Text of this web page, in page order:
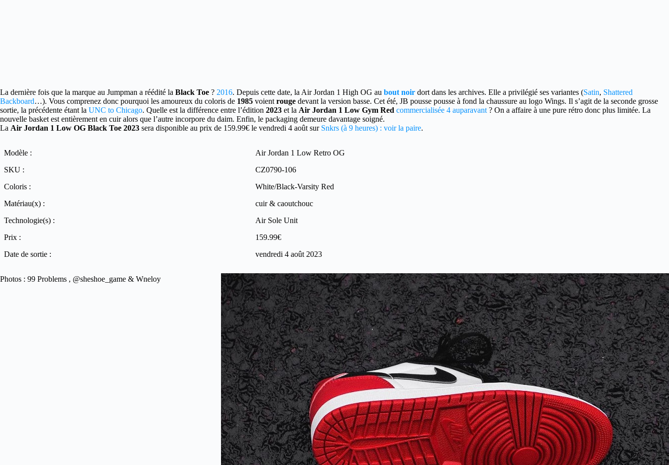
La dernière fois que la marque au Jumpman a réédité la Black Toe ? 2016. Depuis cette date, la Air Jordan 1 High OG au bout noir dort dans les archives. Elle a privilégié ses variantes (Satin, Shattered
Backboard…). Vous comprenez donc pourquoi les amoureux du coloris de 1985 voient rouge devant la version basse. Cet été, JB pousse pousse à fond la chaussure au logo Wings. Il s’agit de la seconde grosse
sortie, la précédente étant la UNC to Chicago. Quelle est la différence entre l’édition 2023 et la Air Jordan 1 Low Gym Red commercialisée 4 auparavant ? On a affaire à une pure rétro donc plus limitée. La
nouvelle basket est entièrement en cuir alors que l’autre incorpore du daim. Enfin, le packaging demeure davantage soigné.
La Air Jordan 1 Low OG Black Toe 2023 sera disponible au prix de 159.99€ le vendredi 4 août sur Snkrs (à 9 heures) : voir la paire.
Modèle :
Air Jordan 1 Low Retro OG
SKU :
CZ0790-106
Coloris :
White/Black-Varsity Red
Matériau(x) :
cuir & caoutchouc
Technologie(s) :
Air Sole Unit
Prix :
159.99€
Date de sortie :
vendredi 4 août 2023
Photos : 99 Problems , @sheshoe_game & Wneloy